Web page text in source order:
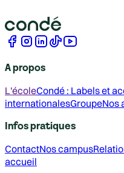
A propos
L'écoleCondé : Labels et
internationalesGroupeNos
Infos pratiques
ContactNos campus
accueil